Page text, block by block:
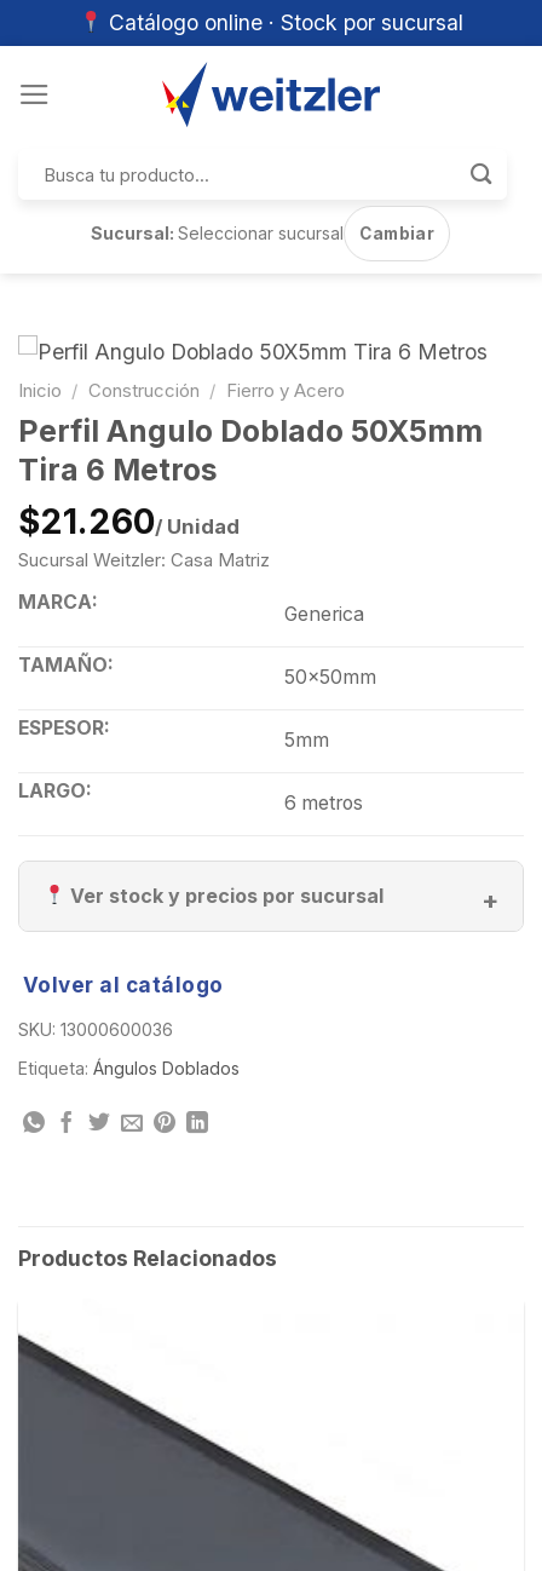
Catálogo online · Stock por sucursal
por:
Sucursal:Seleccionar sucursal Cambiar
Inicio / Construcción / Fierro y Acero
Perfil Angulo Doblado 50X5mm
Tira 6 Metros
$21.260/ Unidad
Sucursal Weitzler: Casa Matriz
MARCA:
Generica
TAMAÑO:
50x50mm
ESPESOR:
5mm
LARGO:
6 metros
Ver stock y precios por sucursal
Volver al catálogo
SKU: 13000600036
Etiqueta: Ángulos Doblados
Productos Relacionados